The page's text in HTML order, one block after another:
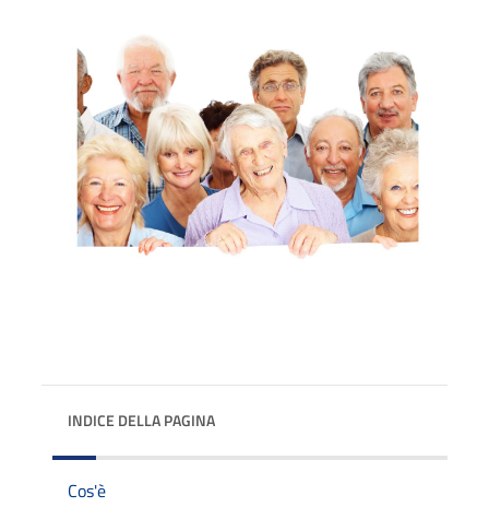
INDICE DELLA PAGINA
Cos'è